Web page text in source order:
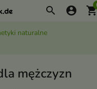
search account_circle
naturalne
mężczyzn